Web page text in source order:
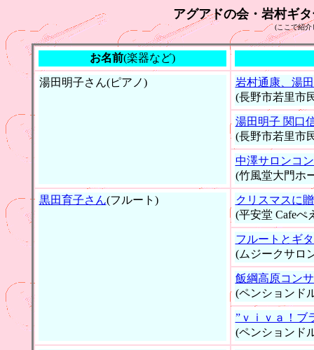
アグアドの会・岩村ギ
(ここで紹介
お名前(楽器など)
湯田明子さん(ピアノ)
岩村通康、湯
(長野市若里市
湯田明子 関口
(長野市若里市
中澤サロンコ
(竹風堂大門ホ
黒田育子さん(フルート)
クリスマスに
(平安堂 Cafeぺ
フルートとギ
(ムジークサロ
飯綱高原コン
(ペンションド
”ｖｉｖａ！ブ
(ペンションド